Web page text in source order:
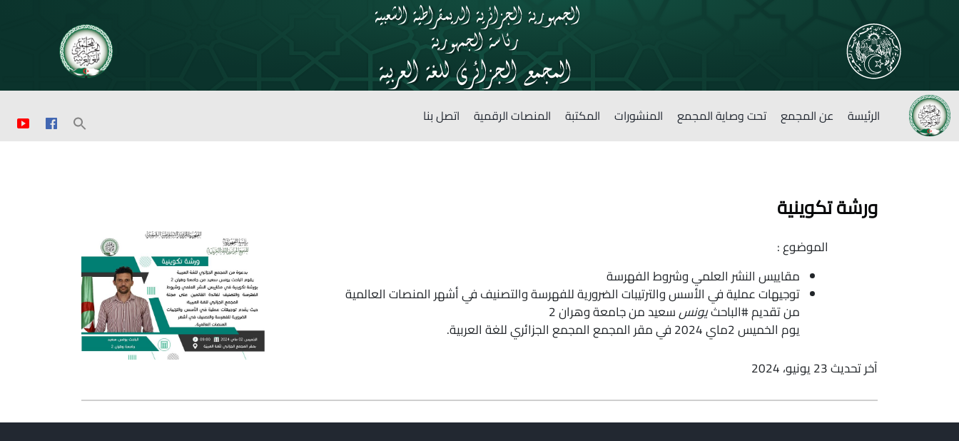
الرئيسة عن المجمع تحت وصاية المجمع المنشورات المكتبة المنصات الرقمية اتصل بنا
ورشة تكوينية
الموضوع :
مقاييس النشر العلمي وشروط الفهرسة
توجيهات عملية في الأسس والترتيبات الضرورية للفهرسة والتصنيف في أشهر المنصات العالمية
من تقديم #الباحثيونسسعيد من جامعة وهران 2
يوم الخميس 2ماي 2024 في مقر المجمع المجمع الجزائري للغة العربية.
آخر تحديث 23 يونيو، 2024